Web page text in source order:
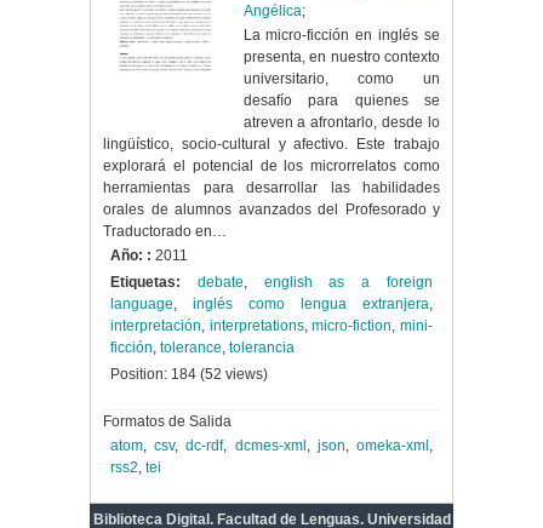
Angélica;
La micro-ficción en inglés se
presenta, en nuestro contexto
universitario, como un
desafío para quienes se
atreven a afrontarlo, desde lo
lingüístico, socio-cultural y afectivo. Este trabajo
explorará el potencial de los microrrelatos como
herramientas para desarrollar las habilidades
orales de alumnos avanzados del Profesorado y
Traductorado en…
Año: : 2011
Etiquetas:
debate, english as a foreign
language, inglés como lengua extranjera,
interpretación, interpretations,micro-fiction,mini-
ficción, tolerance, tolerancia
Position: 184 (52 views)
Formatos de Salida
atom,csv,dc-rdf, dcmes-xml , json,omeka-xml ,
rss2, tei
Biblioteca Digital. Facultad de Lenguas. Universidad